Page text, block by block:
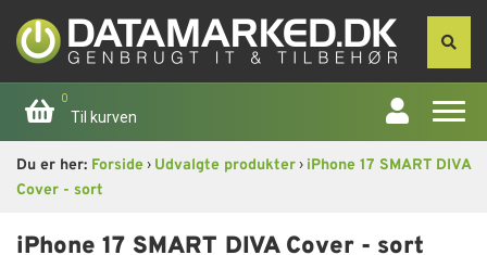
0
Til kurven
Forside
Apple
Du er her: Forside› Udvalgte produkter› iPhone 17 SMART DIVA
Cover - sort
iPhone 17 SMART DIVA Cover - sort